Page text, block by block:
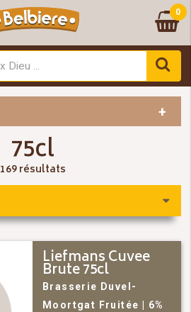
0
+
75cl
169 résultats
Liefmans Cuvee
Brute 75cl
Brasserie Duvel-
Moortgat Fruitée | 6%